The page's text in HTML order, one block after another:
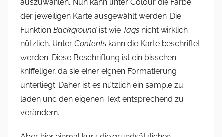
auszuwählen. Nun kann unter Colour die Farbe
der jeweiligen Karte ausgewählt werden. Die
Funktion Background ist wie Tags nicht wirklich
nützlich. Unter Contents kann die Karte beschriftet
werden. Diese Beschriftung ist ein bisschen
kniffeliger, da sie einer eignen Formatierung
unterliegt. Daher ist es nützlich ein sample zu
laden und den eigenen Text entsprechend zu
verändern.